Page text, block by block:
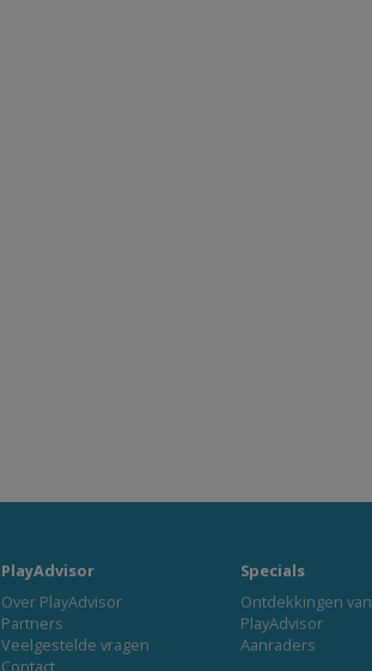
PlayAdvisor
Over PlayAdvisor
Partners
Veelgestelde vragen
Contact
Specials
Ontdekkingen van
PlayAdvisor
Aanraders